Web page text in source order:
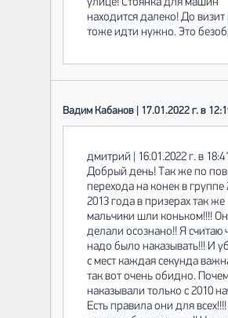
улице! Стоянка для машин
находится далеко! До визит
тоже идти нужно. Это
Вадим Кабанов | 17.01.2022 г. в
дмитрий | 16.01.2022 г. в 18:41
Добрый день! Так же по
перехода на конек в группе
2013 года в призерах так же
мальчики шли коньком!!!!
делали осознано!! Я считаю
надо было наказывать!!! И
с мест каждая секунда
так вот очень обидно.
наказывали только с 2010
Есть правила они для